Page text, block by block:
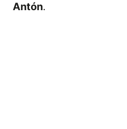
Antón.